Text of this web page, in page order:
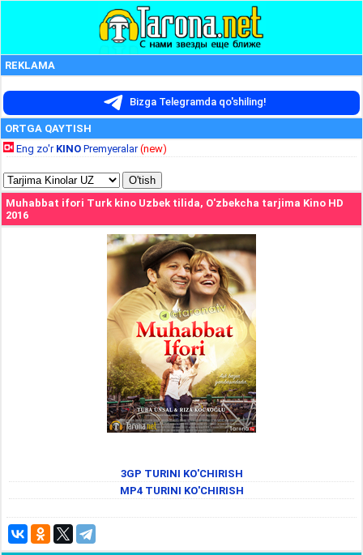
REKLAMA
Bizga Telegramda qo'shiling!
ORTGA QAYTISH
Eng zo'r KINO Premyeralar(new)
Muhabbat ifori Turk kino Uzbek tilida, O'zbekcha tarjima Kino HD
2016
3GP TURINI KO'CHIRISH
MP4 TURINI KO'CHIRISH